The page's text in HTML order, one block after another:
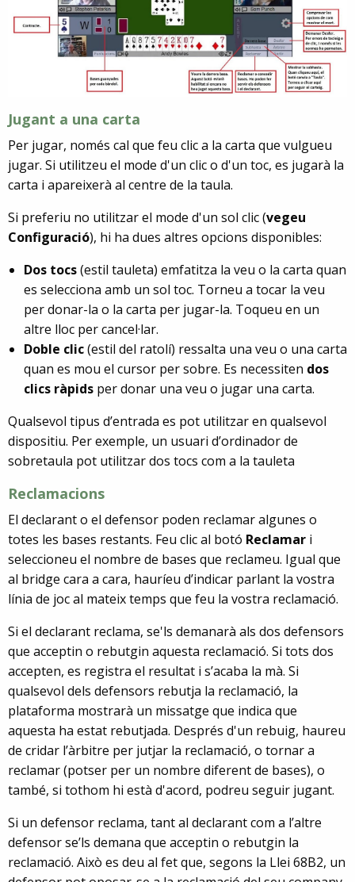
Jugant a una carta
Per jugar, només cal que feu clic a la carta que vulgueu
jugar. Si utilitzeu el mode d'un clic o d'un toc, es jugarà la
carta i apareixerà al centre de la taula.
Si preferiu no utilitzar el mode d'un sol clic (vegeu
Configuració), hi ha dues altres opcions disponibles:
Dos tocs(estil tauleta) emfatitza la veu o la carta quan
es selecciona amb un sol toc. Torneu a tocar la veu
per donar-la o la carta per jugar-la. Toqueu en un
altre lloc per cancel·lar.
Doble clic(estil del ratolí) ressalta una veu o una carta
quan es mou el cursor per sobre. Es necessiten dos
clics ràpids per donar una veu o jugar una carta.
Qualsevol tipus d’entrada es pot utilitzar en qualsevol
dispositiu. Per exemple, un usuari d’ordinador de
sobretaula pot utilitzar dos tocs com a la tauleta
Reclamacions
El declarant o el defensor poden reclamar algunes o
totes les bases restants. Feu clic al botó Reclamar i
seleccioneu el nombre de bases que reclameu. Igual que
al bridge cara a cara, hauríeu d’indicar parlant la vostra
línia de joc al mateix temps que feu la vostra reclamació.
Si el declarant reclama, se'ls demanarà als dos defensors
que acceptin o rebutgin aquesta reclamació. Si tots dos
accepten, es registra el resultat i s’acaba la mà. Si
qualsevol dels defensors rebutja la reclamació, la
plataforma mostrarà un missatge que indica que
aquesta ha estat rebutjada. Després d'un rebuig, haureu
de cridar l’àrbitre per jutjar la reclamació, o tornar a
reclamar (potser per un nombre diferent de bases), o
també, si tothom hi està d'acord, podreu seguir jugant.
Si un defensor reclama, tant al declarant com a l’altre
defensor se’ls demana que acceptin o rebutgin la
reclamació. Això es deu al fet que, segons la Llei 68B2, un